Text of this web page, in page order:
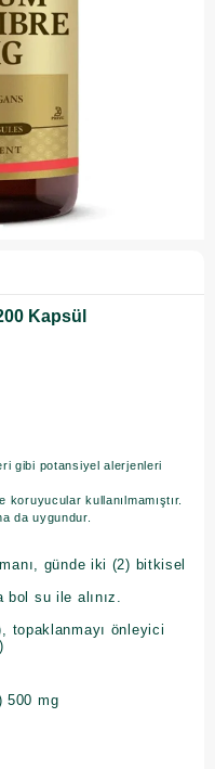
Kapsül
gibi potansiyel alerjenleri
koruyucular kullanılmamıştır.
da uygundur.
günde iki (2) bitkisel
su ile alınız.
topaklanmayı önleyici
500 mg